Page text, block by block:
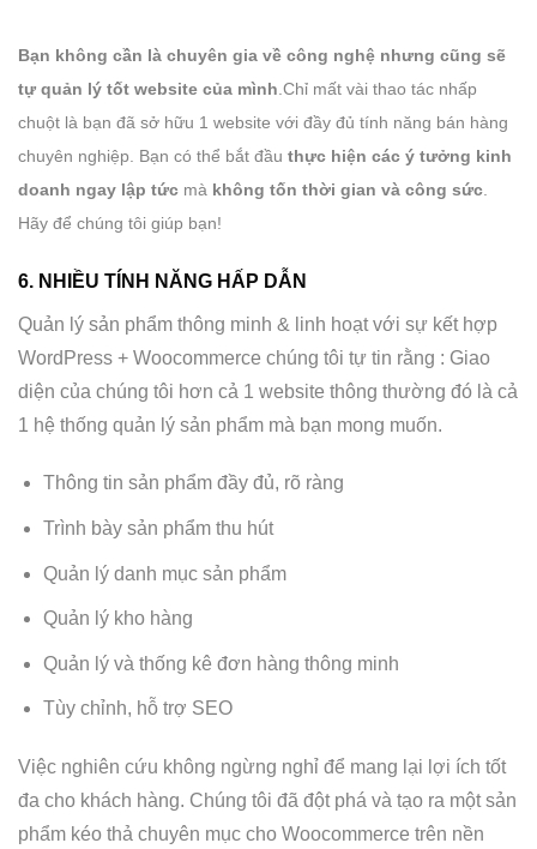
Bạn không cần là chuyên gia về công nghệ nhưng cũng sẽ
tự quản lý tốt website của mình .Chỉ mất vài thao tác nhấp
chuột là bạn đã sở hữu 1 website với đầy đủ tính năng bán hàng
chuyên nghiệp. Bạn có thể bắt đầu thực hiện các ý tưởng kinh
doanh ngay lập tức mà không tốn thời gian và công sức
Hãy để chúng tôi giúp bạn!
6. NHIỀU TÍNH NĂNG HẤP DẪN
Quản lý sản phẩm thông minh & linh hoạt với sự kết hợp
WordPress + Woocommerce chúng tôi tự tin rằng : Giao
diện của chúng tôi hơn cả 1 website thông thường đó là cả
1 hệ thống quản lý sản phẩm mà bạn mong muốn.
Thông tin sản phẩm đầy đủ, rõ ràng
Trình bày sản phẩm thu hút
Quản lý danh mục sản phẩm
Quản lý kho hàng
Quản lý và thống kê đơn hàng thông minh
Tùy chỉnh, hỗ trợ SEO
Việc nghiên cứu không ngừng nghỉ để mang lại lợi ích tốt
đa cho khách hàng. Chúng tôi đã đột phá và tạo ra một sản
phẩm kéo thả chuyên mục cho Woocommerce trên nền